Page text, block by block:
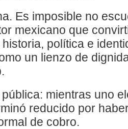
Es imposible no
mexicano que
política e
un lienzo de
mientras uno
reducido por
de cobro.